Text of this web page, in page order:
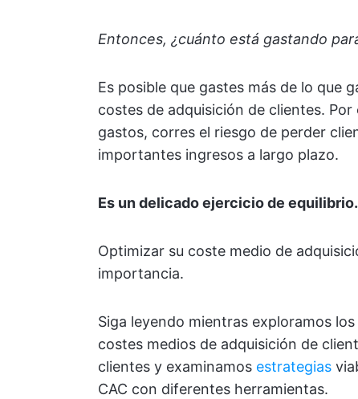
Entonces, ¿cuánto está gastando
Es posible que gastes más de lo que
costes de adquisición de clientes.
gastos, corres el riesgo de perder
importantes ingresos a largo plazo.
Es un delicado ejercicio de equilibrio.
Optimizar su coste medio de
importancia.
Siga leyendo mientras exploramos
costes medios de adquisición de
clientes y examinamos estrategias
CAC con diferentes herramientas.